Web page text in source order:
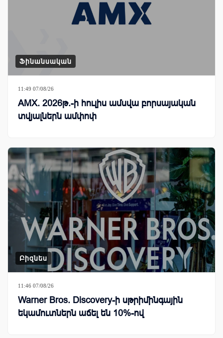
Ֆինանսական
11:49 07/08/26
AMX. 2026թ.-ի հուլիս ամսվա բորսայական
տվյալներն ամփոփ
Բիզնես
11:46 07/08/26
Warner Bros. Discovery-ի սթրիմինգային
եկամուտներն աճել են 10%-ով